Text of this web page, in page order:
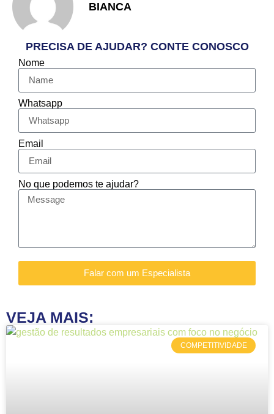
BIANCA
PRECISA DE AJUDAR? CONTE CONOSCO
Nome
Whatsapp
Email
No que podemos te ajudar?
Falar com um Especialista
VEJA MAIS:
COMPETITIVIDADE